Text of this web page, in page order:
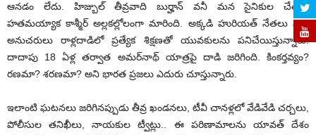
ఆనడం లేదు. హిజ్బుల్ తీవ్రవాది బుర్హాన్ వనీ మన సైనికుల చేతిలో
హతమయ్యాక కాశ్మీర్ అల్లకల్లోలంగా మారింది. అక్కడి హురియత్ నేతలు వారి
అనుచరులు రాళ్లదాడిలో ప్రత్యేక శిక్షణతో యువకులను పనిచేయిస్తున్నారు.
దాదాపు 18 ఏళ్ల తర్వాత అమర్‌నాథ్ యాత్రపై దాడి జరిగింది. కింకర్తవ్యం?
రణమా? శరణమా? అని భారత ప్రజలు ఎదురు చూస్తున్నారు.
ఇలాంటి ఘటనలు జరిగినప్పుడు తీవ్ర ఖండనలు, టీవీ చానళ్లలో వేడివేడి చర్చలు,
పోలీసుల తనిఖీలు, నాయకుల ట్వీట్లు.. ఈ పరిణామాలను యావత్ దేశం